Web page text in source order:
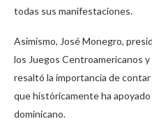
todas sus manifestaciones.
Asimismo, José Monegro,
los Juegos Centroamericanos
resaltó la importancia de
que históricamente ha
dominicano.